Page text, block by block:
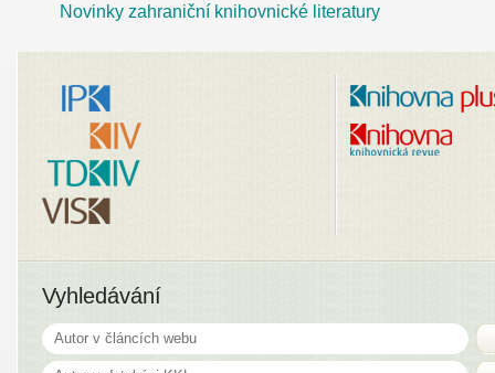
Novinky zahraniční knihovnické literatury
Vyhledávání